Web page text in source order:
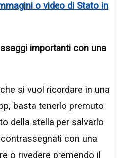
o video di Stato in
importanti con una
si vuol ricordare in una
basta tenerlo premuto
della stella per salvarlo
con una
o rivedere premendo il